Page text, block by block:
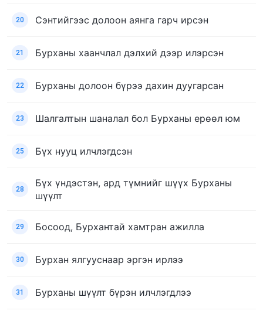
20 Сэнтийгээс долоон аянга гарч ирсэн
21 Бурханы хаанчлал дэлхий дээр илэрсэн
22 Бурханы долоон бүрээ дахин дуугарсан
23 Шалгалтын шаналал бол Бурханы ерөөл юм
25 Бүх нууц илчлэгдсэн
28
Бүх үндэстэн, ард түмнийг шүүх Бурханы
шүүлт
29 Босоод, Бурхантай хамтран ажилла
30 Бурхан ялгууснаар эргэн ирлээ
31 Бурханы шүүлт бүрэн илчлэгдлээ